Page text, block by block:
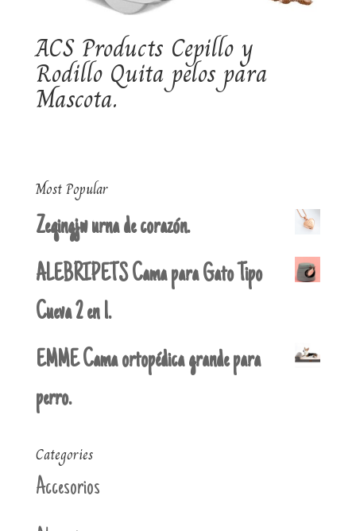
ACS Products Cepillo y
Rodillo Quita pelos para
Mascota.
Most Popular
Zeqingjw urna de corazón.
ALEBRIPETS Cama para Gato Tipo
Cueva 2 en 1.
EMME Cama ortopédica grande para
perro.
Categories
Accesorios